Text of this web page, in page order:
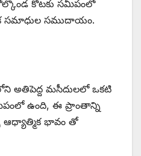
కోటకు సమీపంలో
సమాధుల సముదాయం.
అతిపెద్ద మసీదులలో ఒకటి
ఉంది, ఈ ప్రాంతాన్ని
ఆధ్యాత్మిక భావం తో